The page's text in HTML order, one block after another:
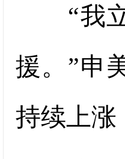
“我立
援。”申
持续上涨